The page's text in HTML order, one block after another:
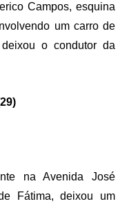
Campos, esquina
um carro de
o condutor da
na Avenida José
Fátima, deixou um